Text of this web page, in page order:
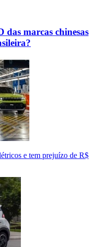
das marcas chinesas
e tem prejuízo de R$